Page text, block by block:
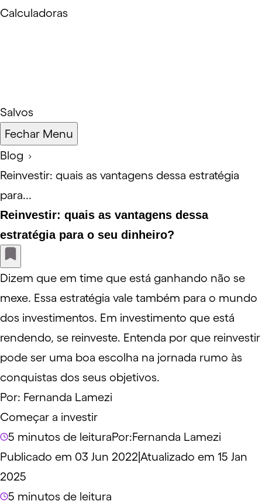
Calculadoras
Salvos
Fechar Menu
Blog
Reinvestir: quais as vantagens dessa estratégia
para...
Reinvestir: quais as vantagens dessa
estratégia para o seu dinheiro?
Dizem que em time que está ganhando não se
mexe. Essa estratégia vale também para o mundo
dos investimentos. Em investimento que está
rendendo, se reinveste. Entenda por que reinvestir
pode ser uma boa escolha na jornada rumo às
conquistas dos seus objetivos.
Por: Fernanda Lamezi
Começar a investir
5 minutos de leituraPor:Fernanda Lamezi
Publicado em 03 Jun 2022 Atualizado em 15 Jan
2025
5 minutos de leitura